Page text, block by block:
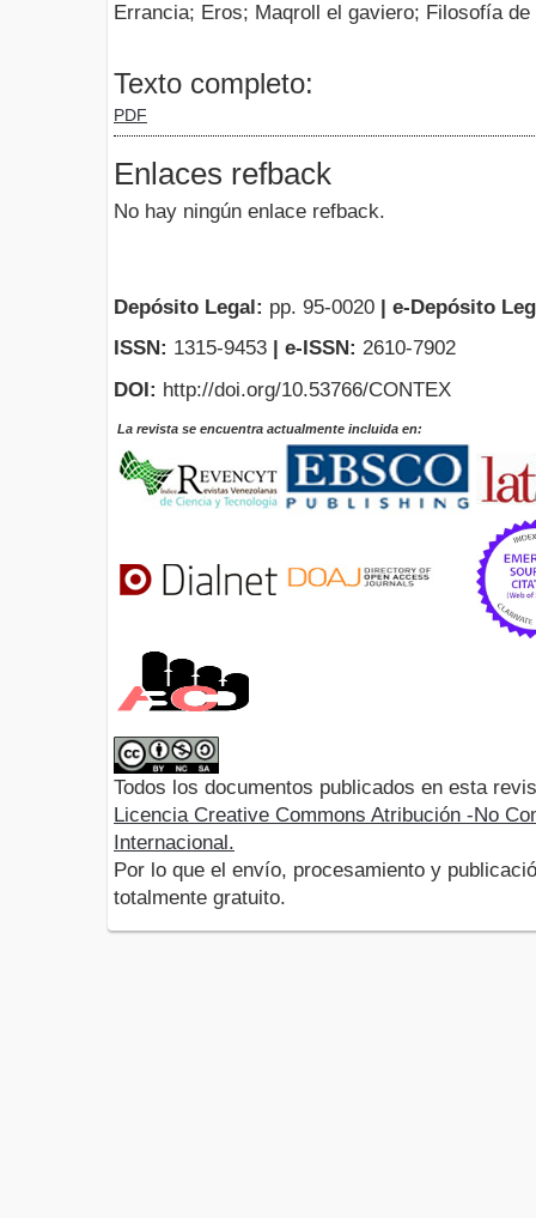
Errancia; Eros; Maqroll el gaviero; Filosofía de
Texto completo:
PDF
Enlaces refback
No hay ningún enlace refback.
Depósito Legal: pp. 95-0020 | e-Depósito
ISSN: 1315-9453 | e-ISSN: 2610-7902
DOI: http://doi.org/10.53766/CONTEX
La revista se encuentra actualmente incluida en:
Todos los documentos publicados en esta
Licencia Creative Commons Atribución -No
Internacional.
Por lo que el envío, procesamiento y
totalmente gratuito.